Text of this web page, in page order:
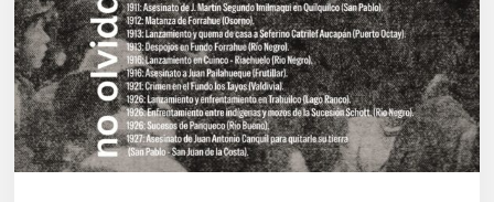
través
del
arte
las
tensiones